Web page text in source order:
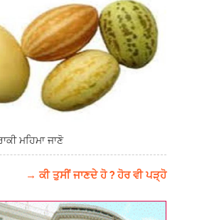
ਮਹਿਮਾ ਜਾਣੋ
→ ਕੀ ਤੁਸੀਂ ਜਾਣਦੇ ਹੋ ? ਹੋਰ ਵੀ ਪੜ੍ਹੋ